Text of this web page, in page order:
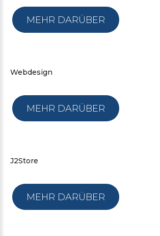
MEHR DARÜBER
Webdesign
MEHR DARÜBER
J2Store
MEHR DARÜBER